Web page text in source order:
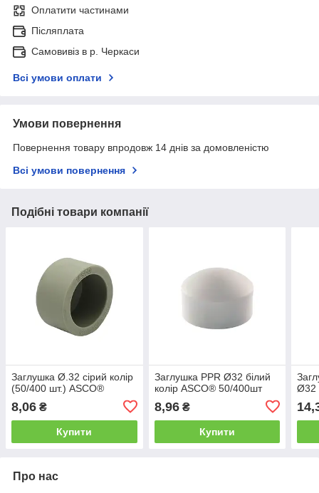
Оплатити частинами
Післяплата
Самовивіз в р. Черкаси
Всі умови оплати
Умови повернення
Повернення товару впродовж 14 днів за домовленістю
Всі умови повернення
Подібні товари компанії
Заглушка Ø.32 сірий колір
(50/400 шт.) ASCO®
8,06 ₴
Купити
Заглушка PPR Ø32 білий
колір ASCO® 50/400шт
8,96₴
Купити
Ø32
Про нас